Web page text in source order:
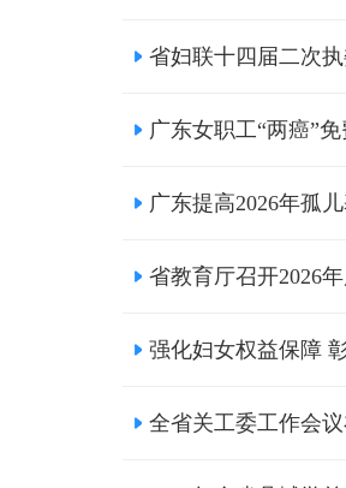
省妇联十四届二次
广东女职工“两癌”
广东提高2026年孤
省教育厅召开2026
强化妇女权益保障
全省关工委工作会